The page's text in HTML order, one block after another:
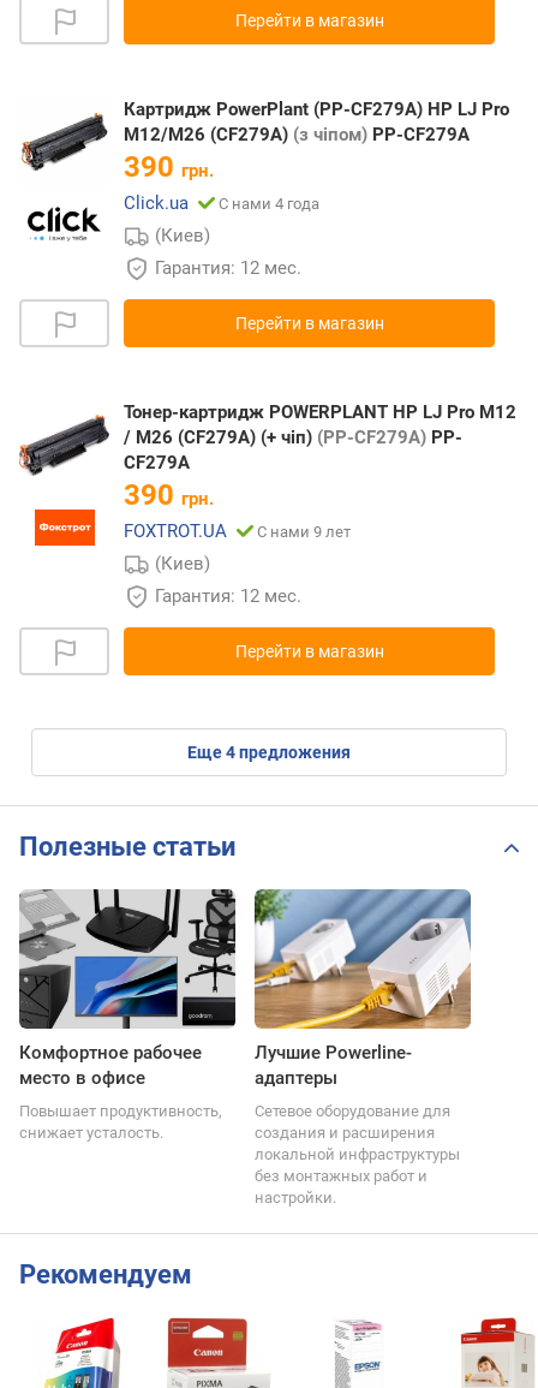
Перейти в магазин
Картридж PowerPlant (PP-CF279A) HP LJ Pro
M12/M26 (CF279A) (з чіпом) PP-CF279A
390 грн.
Click.ua
С нами 4 года
(Киев)
Гарантия: 12 мес.
Перейти в магазин
Тонер-картридж POWERPLANT HP LJ Pro M12
/ M26 (CF279A) (+ чіп) (PP-CF279A) PP-
CF279A
390 грн.
FOXTROT.UA
С нами 9 лет
(Киев)
Гарантия: 12 мес.
Перейти в магазин
eще4предложения
Полезные статьи
Комфортное рабочее
место в офисе
Повышает продуктивность,
снижает усталость.
Лучшие Powerline-
адаптеры
Сетевое оборудование для
создания и расширения
локальной инфраструктуры
без монтажных работ и
настройки.
Рекомендуем